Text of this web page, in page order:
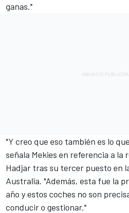
ganas."
"Y creo que eso también es lo
señala Mekies en referencia a la
Hadjar tras su tercer puesto en
Australia. "Además, esta fue la
año y estos coches no son
conducir o gestionar."